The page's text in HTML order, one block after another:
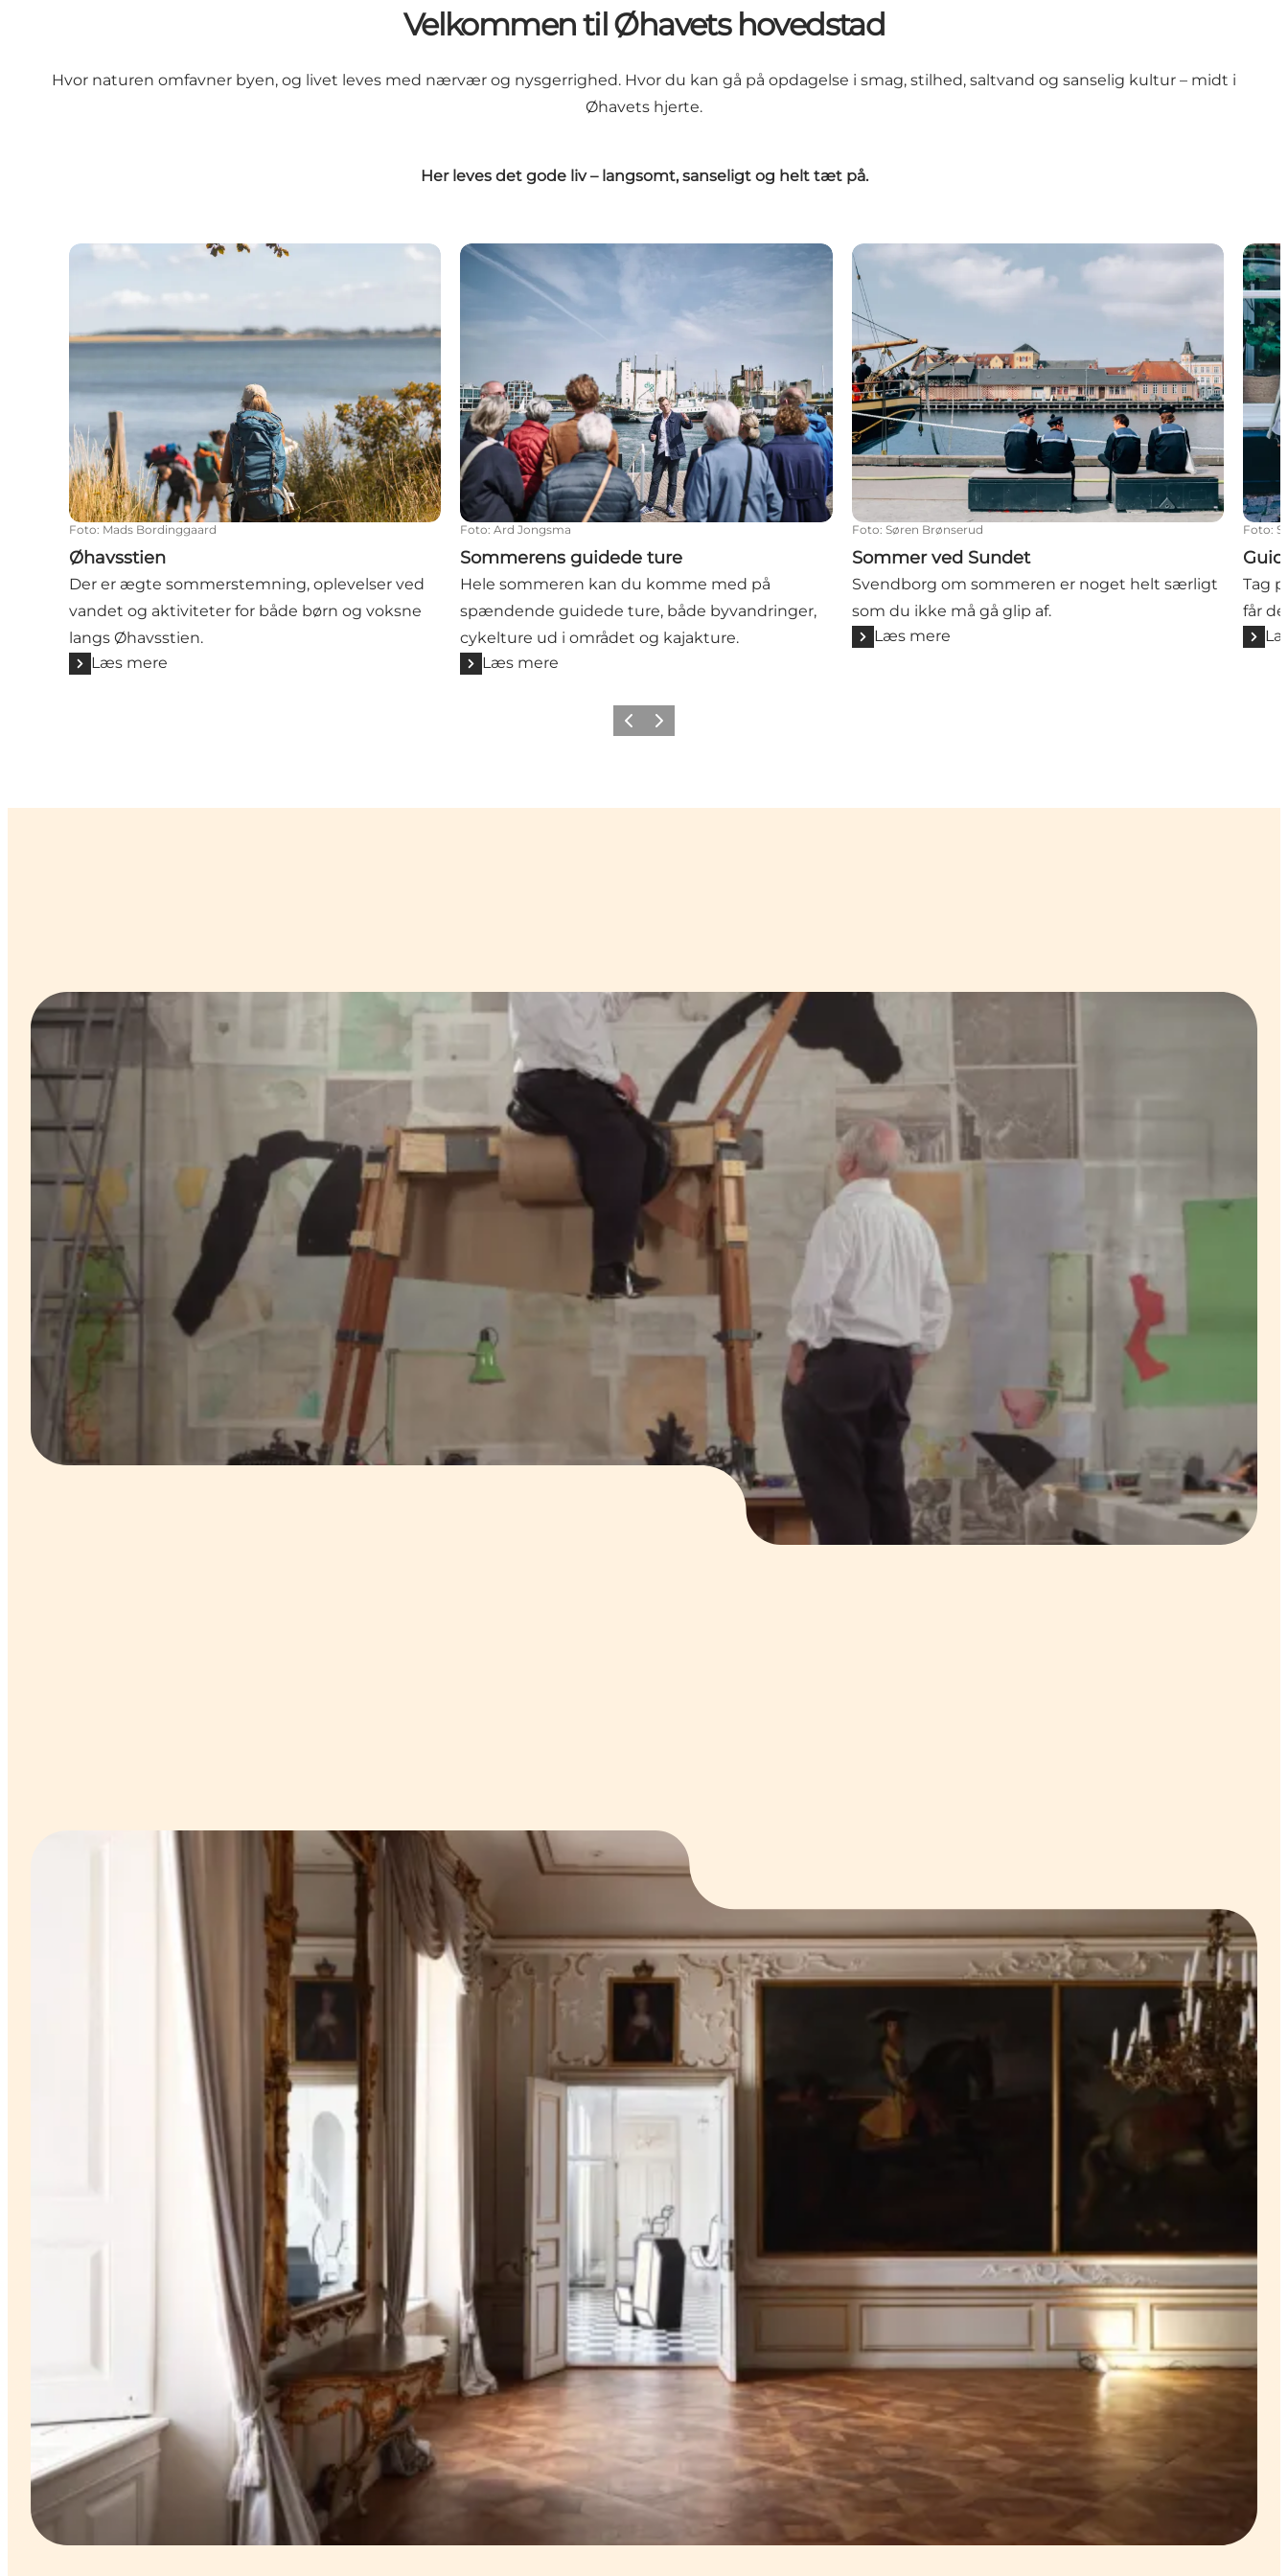
Velkommen til Øhavets hovedstad
Hvor naturen omfavner byen, og livet leves med nærvær og nysgerrighed. Hvor du kan gå på opdagelse i smag, stilhed, saltvand og sanselig kultur – midt i
Øhavets hjerte.
Her leves det gode liv – langsomt, sanseligt og helt tæt på.
Øhavsstien
Foto: Mads Bordinggaard
Øhavsstien
Der er ægte sommerstemning, oplevelser ved
vandet og aktiviteter for både børn og voksne
langs Øhavsstien.
Læs mere
Sommerens guidede ture
Foto: Ard Jongsma
Sommerens guidede ture
Hele sommeren kan du komme med på
spændende guidede ture, både byvandringer,
cykelture ud i området og kajakture.
Læs mere
Sommer ved Sundet
Foto: Søren Brønserud
Sommer ved Sundet
Svendborg om sommeren er noget helt særligt
som du ikke må gå glip af.
Læs mere
Foto:
Tag
får
Forrige billede
Næste billede